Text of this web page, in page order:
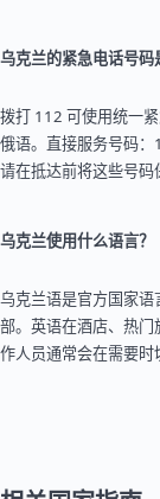
乌克兰的紧急电话号码
拨打 112 可使用统一
俄语。直接服务号码
请在抵达前将这些号码
乌克兰使用什么语言？
乌克兰语是官方国家
部。英语在酒店、热
作人员通常会在需要时